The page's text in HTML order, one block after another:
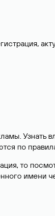
Узнать
по
то
имени